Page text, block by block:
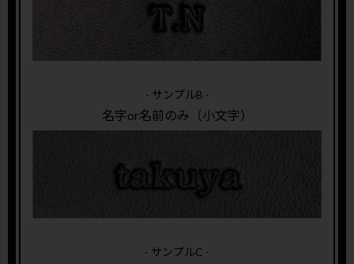
- サンプルB -
名字or名前のみ（小文字）
- サンプルC -